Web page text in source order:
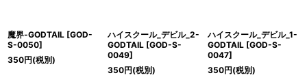
魔界-GODTAIL [GOD-
S-0050]
350円(税別)
ハイスクール_デビル_2-
GODTAIL [GOD-S-
0049]
350円(税別)
ハイスクール_デビル_1-
GODTAIL [GOD-S-
0047]
350円(税別)